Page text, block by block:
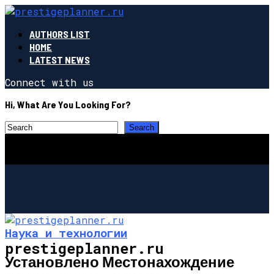
AUTHORS LIST
HOME
LATEST NEWS
Connect with us
Hi, What Are You Looking For?
prestigeplanner.ru
Наука и технологии
Установлено Местонахождение